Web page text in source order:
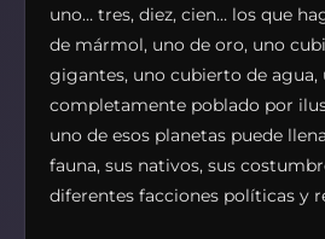
uno… tres, diez, cien… los que
de mármol, uno de oro, uno
gigantes, uno cubierto de agua,
completamente poblado por
uno de esos planetas puede
fauna, sus nativos, sus
diferentes facciones políticas y